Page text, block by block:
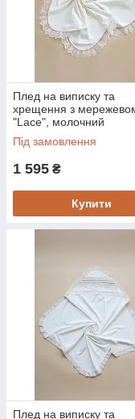
Плед на виписку та
хрещення з
"Lace", молочний
Під замовлення
1 595 ₴
Купити
Плед на виписку та